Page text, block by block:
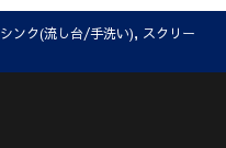
シンク(流し台/手洗い), スクリー